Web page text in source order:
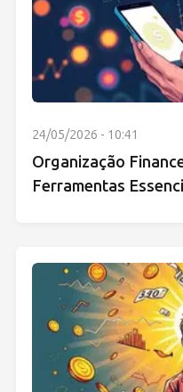
24/05/2026 - 10:41
Organização
Ferramentas